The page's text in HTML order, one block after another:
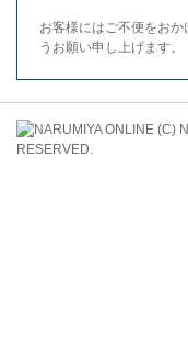
お客様にはご不便をお
うお願い申し上げます。